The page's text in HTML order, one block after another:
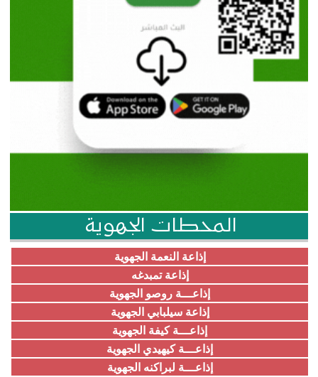
المحطات الجهوية
إذاعة النعمة الجهوية
إذاعة تمبدغه
إذاعـــة روصو الجهوية
إذاعة سيلبابي الجهوية
إذاعـــة كيفة الجهوية
إذاعـــة كيهيدي الجهوية
إذاعـــة لبراكنه الجهوية